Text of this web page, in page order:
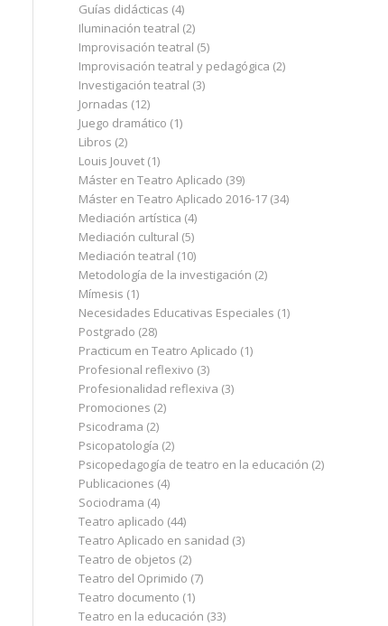
Guías didácticas (4)
Iluminación teatral (2)
Improvisación teatral (5)
Improvisación teatral y pedagógica (2)
Investigación teatral (3)
Jornadas (12)
Juego dramático (1)
Libros (2)
Louis Jouvet (1)
Máster en Teatro Aplicado (39)
Máster en Teatro Aplicado 2016-17 (34)
Mediación artística (4)
Mediación cultural (5)
Mediación teatral (10)
Metodología de la investigación (2)
Mímesis (1)
Necesidades Educativas Especiales (1)
Postgrado (28)
Practicum en Teatro Aplicado (1)
Profesional reflexivo (3)
Profesionalidad reflexiva (3)
Promociones (2)
Psicodrama (2)
Psicopatología (2)
Psicopedagogía de teatro en la educación (2)
Publicaciones (4)
Sociodrama (4)
Teatro aplicado (44)
Teatro Aplicado en sanidad (3)
Teatro de objetos (2)
Teatro del Oprimido (7)
Teatro documento (1)
Teatro en la educación (33)